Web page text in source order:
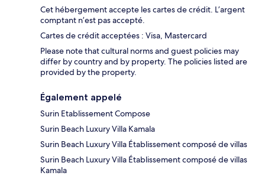
Cet hébergement accepte les cartes de crédit. L’argent
comptant n’est pas accepté.
Cartes de crédit acceptées : Visa, Mastercard
Please note that cultural norms and guest policies may
differ by country and by property. The policies listed are
provided by the property.
Également appelé
Surin Etablissement Compose
Surin Beach Luxury Villa Kamala
Surin Beach Luxury Villa Établissement composé de villas
Surin Beach Luxury Villa Établissement composé de villas
Kamala